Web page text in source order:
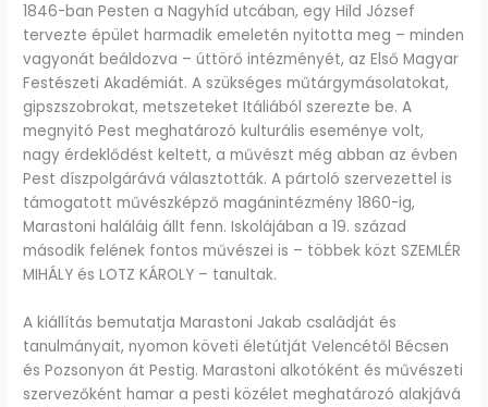
1846-ban Pesten a Nagyhíd utcában, egy Hild József
tervezte épület harmadik emeletén nyitotta meg – minden
vagyonát beáldozva – úttörő intézményét, az Első Magyar
Festészeti Akadémiát. A szükséges műtárgymásolatokat,
gipszszobrokat, metszeteket Itáliából szerezte be. A
megnyitó Pest meghatározó kulturális eseménye volt,
nagy érdeklődést keltett, a művészt még abban az évben
Pest díszpolgárává választották. A pártoló szervezettel is
támogatott művészképző magánintézmény 1860-ig,
Marastoni haláláig állt fenn. Iskolájában a 19. század
második felének fontos művészei is – többek közt SZEMLÉR
MIHÁLY és LOTZ KÁROLY – tanultak.
A kiállítás bemutatja Marastoni Jakab családját és
tanulmányait, nyomon követi életútját Velencétől Bécsen
és Pozsonyon át Pestig. Marastoni alkotóként és művészeti
szervezőként hamar a pesti közélet meghatározó alakjává